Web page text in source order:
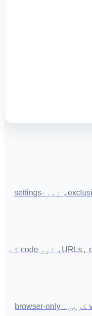
Punctuation، quotes، spacing، اور symbols کو ایک click میں normalize کریں۔ URLs/emails/code/numbers کے لیے exclusion rules، change highlights، preset history، اور settings-
hyphens، en dashes، em dashes، minus signs، اور Japanese long sound marks کو role-aware protection کے ساتھ normalize کریں۔ URLs، dates، versions، CLI flags، اور code کے
متن پیسٹ کریں اور invisible characters فوراً شناخت کریں۔ ZWSP/NBSP/BOM/control characters کو position details اور clean copy presets کے ساتھ visualize کریں۔ browser-only